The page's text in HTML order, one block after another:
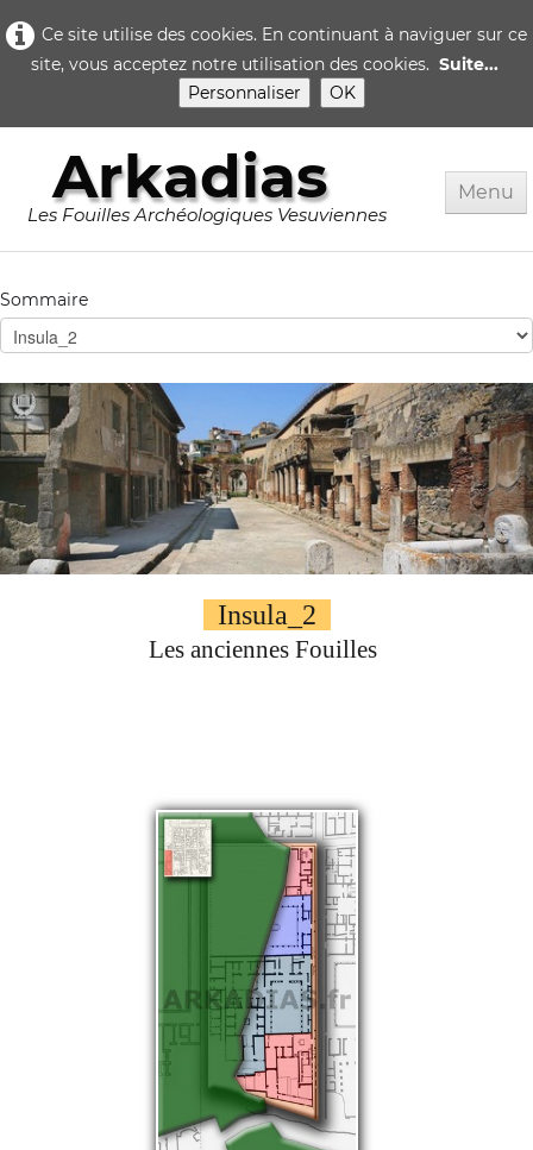
Ce site utilise des cookies. En continuant à naviguer sur ce
site, vous acceptez notre utilisation des cookies. Suite...
Personnaliser
OK
Arkadias
Les Fouilles Archéologiques Vesuviennes
Menu
Rome
Herculanum▼
Quotidien..
Autres..▼
Sommaire
Insula_2
Les anciennes Fouilles